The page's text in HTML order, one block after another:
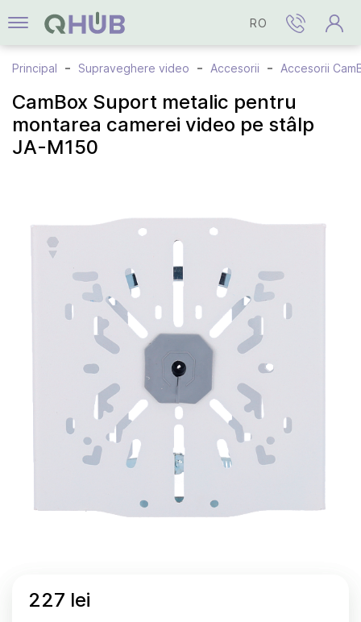
RO
Principal Supraveghere video Accesorii Accesorii
CamBox Suport metalic pentru
montarea camerei video pe stâlp
JA-M150
227 lei